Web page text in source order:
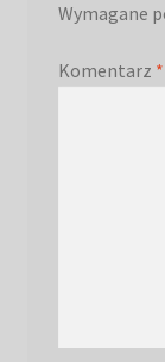
Wymagane
Komentarz *